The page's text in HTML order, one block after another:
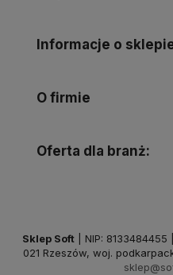
Informacje o
O firmie
Oferta dla branż:
Sklep Soft | NIP:
021 Rzeszów, woj.